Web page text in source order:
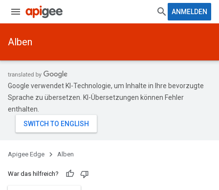
ANMELDEN
Alben
Google verwendet KI-Technologie, um Inhalte in Ihre bevorzugte
Sprache zu übersetzen. KI-Übersetzungen können Fehler
enthalten.
Apigee Edge Alben
War das hilfreich?